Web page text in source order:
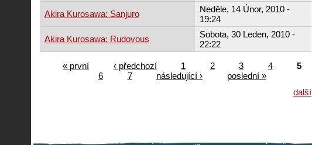
Akira Kurosawa: Sanjuro
Neděle, 14 Únor, 2010 -
19:24
Akira Kurosawa: Rudovous
Sobota, 30 Leden, 2010 -
22:22
« první ‹ předchozí 1 2 3 4
5
6
7 následující ›
poslední »
další